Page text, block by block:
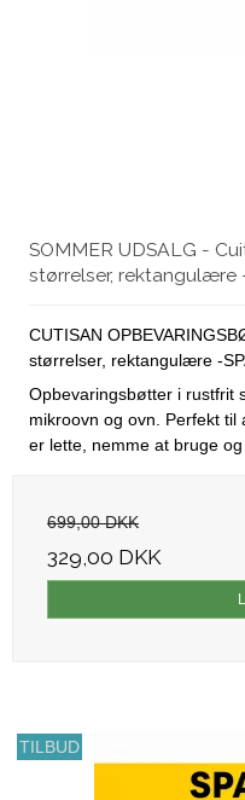
SOMMER UDSALG -
størrelser, rektangulære
CUTISAN
størrelser, rektangulære -
Opbevaringsbøtter i rustfrit
mikroovn og ovn. Perfekt
er lette, nemme at bruge
699,00 DKK
329,00 DKK
TILBUD